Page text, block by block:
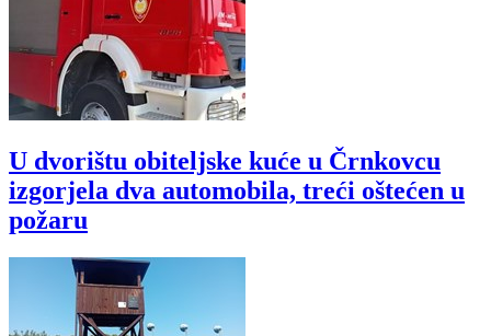
U dvorištu obiteljske kuće u Črnkovcu
izgorjela dva automobila, treći oštećen u
požaru